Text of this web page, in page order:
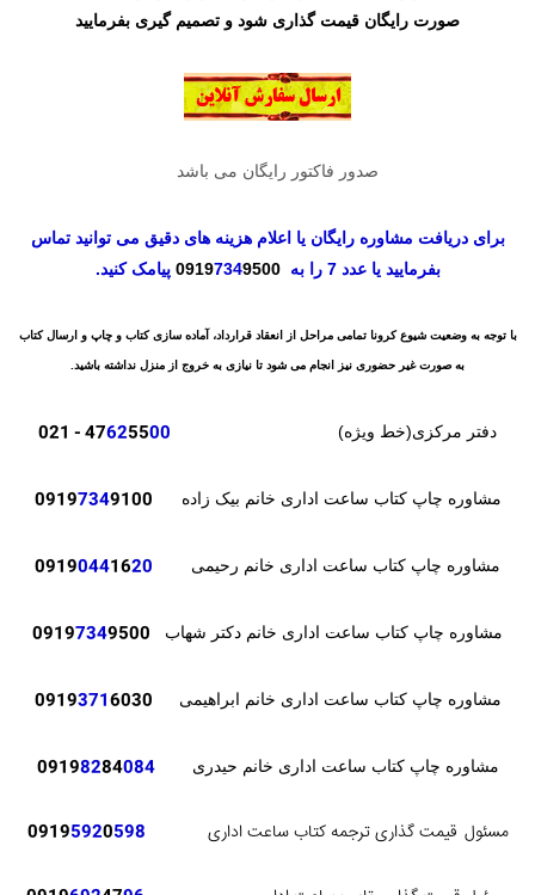
صورت رایگان قیمت گذاری شود و تصمیم گیری بفرمایید
صدور فاکتور رایگان می باشد
برای دریافت مشاوره رایگان یا اعلام هزینه های دقیق می توانید تماس
بفرمایید یا عدد 7 را به
09197349500 پیامک کنید.
با توجه به وضعیت شیوع کرونا تمامی مراحل از انعقاد قرارداد، آماده سازی کتاب و چاپ و ارسال کتاب
به صورت غیر حضوری نیز انجام می شود تا نیازی به خروج از منزل نداشته باشید.
دفتر مرکزی(خط ویژه) 47625500
- 021
مشاوره چاپ کتاب ساعت اداری خانم بیک زاده 09197349100
مشاوره چاپ کتاب ساعت اداری خانم رحیمی 09190441620
مشاوره چاپ کتاب ساعت اداری خانم دکتر شهاب 09197349500
مشاوره چاپ کتاب ساعت اداری خانم ابراهیمی 3716030
مشاوره چاپ کتاب ساعت اداری خانم حیدری 0919
8284084
مسئول قیمت گذاری ترجمه کتاب ساعت اداری 09195920598